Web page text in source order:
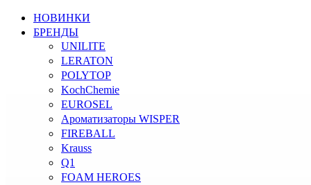
НОВИНКИ
БРЕНДЫ
UNILITE
LERATON
POLYTOP
KochChemie
EUROSEL
Ароматизаторы WISPER
FIREBALL
Krauss
Q1
FOAM HEROES